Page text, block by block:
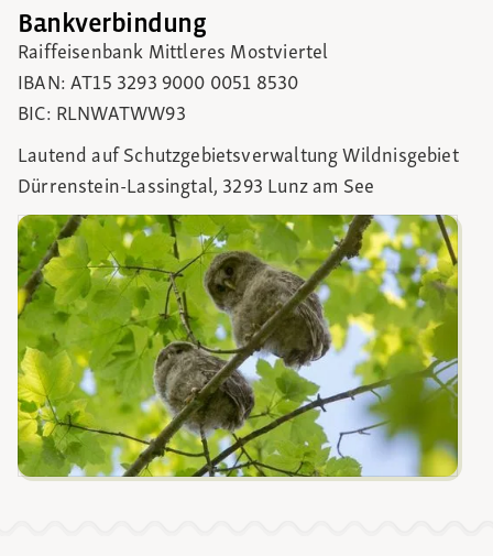
Bankverbindung
Raiffeisenbank Mittleres Mostviertel
IBAN: AT15 3293 9000 0051 8530
BIC: RLNWATWW93
Lautend auf Schutzgebietsverwaltung Wildnisgebiet
Dürrenstein-Lassingtal, 3293 Lunz am See